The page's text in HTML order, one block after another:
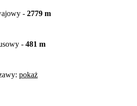
- 2779m
- 481 m
: pokaż